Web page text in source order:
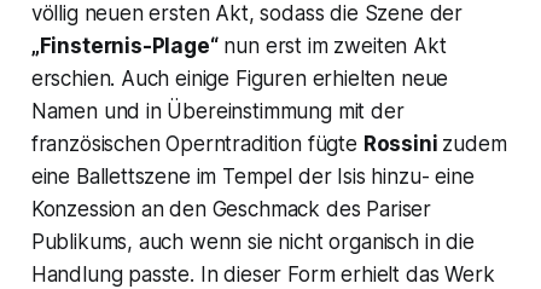
völlig neuen ersten Akt, sodass die Szene der
„Finsternis-Plage“nun erst im zweiten Akt
erschien. Auch einige Figuren erhielten neue
Namen und in Übereinstimmung mit der
französischen Operntradition fügte Rossini zudem
eine Ballettszene im Tempel der Isis hinzu- eine
Konzession an den Geschmack des Pariser
Publikums, auch wenn sie nicht organisch in die
Handlung passte. In dieser Form erhielt das Werk